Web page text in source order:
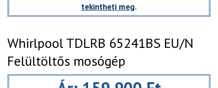
tekintheti meg.
Whirlpool TDLRB 65241BS EU/N
Felültöltős mosógép